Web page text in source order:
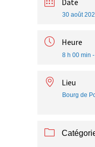
Date
30 août
Heure
8 h 00 min
Lieu
Bourg de